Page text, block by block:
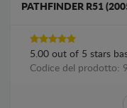
PATHFINDER R51
5.00 out of 5 stars
Codice del prodotto: